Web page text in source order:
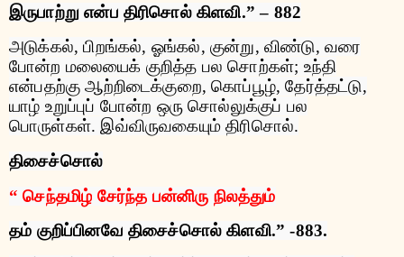
இருபாற்று என்ப திரிசொல் கிளவி.” – 882
அடுக்கல்,பிறங்கல், ஓங்கல்,குன்று,விண்டு,வரை
போன்ற மலையைக் குறித்த பல சொற்கள்; உந்தி
என்பதற்கு ஆற்றிடைக்குறை,கொப்பூழ்,தேர்த்தட்டு,
யாழ் உறுப்புப் போன்ற ஒரு சொல்லுக்குப் பல
பொருள்கள். இவ்விருவகையும் திரிசொல்.
திசைச்சொல்
“செந்தமிழ் சேர்ந்த பன்னிரு நிலத்தும்
தம் குறிப்பினவே திசைச்சொல் கிளவி.” -883.